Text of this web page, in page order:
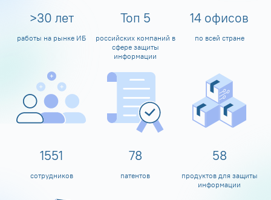
>30 лет
работы на рынке ИБ
Топ 5
российских компаний в
сфере защиты
информации
14 офисов
по всей стране
1600
сотрудников
80
патентов
60
продуктов для защиты
информации